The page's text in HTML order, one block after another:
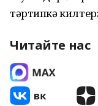
тәртипкә
Читайте нас